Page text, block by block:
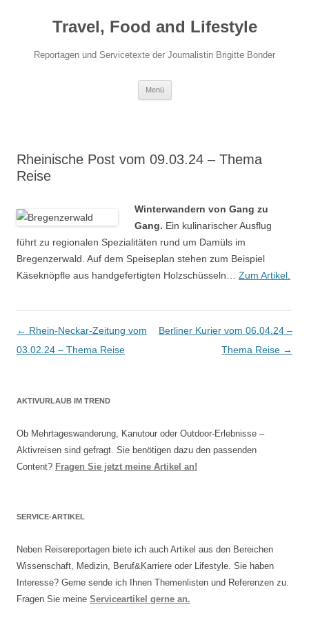
Travel, Food and Lifestyle
Reportagen und Servicetexte der Journalistin Brigitte Bonder
Menü
Rheinische Post vom 09.03.24 – Thema
Reise
Winterwandern von Gang zu
Gang. Ein kulinarischer Ausflug
führt zu regionalen Spezialitäten rund um Damüls im
Bregenzerwald. Auf dem Speiseplan stehen zum Beispiel
Käseknöpfle aus handgefertigten Holzschüsseln… Zum Artikel.
Artikel-Navigation
← Rhein-Neckar-Zeitung vom
03.02.24 – Thema Reise
Berliner Kurier vom 06.04.24 –
Thema Reise →
AKTIVURLAUB IM TREND
Ob Mehrtageswanderung, Kanutour oder Outdoor-Erlebnisse –
Aktivreisen sind gefragt. Sie benötigen dazu den passenden
Content? Fragen Sie jetzt meine Artikel an!
SERVICE-ARTIKEL
Neben Reisereportagen biete ich auch Artikel aus den Bereichen
Wissenschaft, Medizin, Beruf&Karriere oder Lifestyle. Sie haben
Interesse? Gerne sende ich Ihnen Themenlisten und Referenzen zu.
Fragen Sie meine Serviceartikel gerne an.